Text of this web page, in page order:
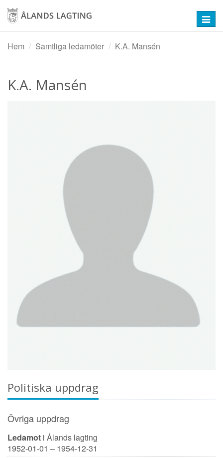
Hoppa
huvudinnehåll
Hem
Samtliga ledamöter K.A. Mansén
K.A. Mansén
Politiska uppdrag
Övriga uppdrag
Ledamot i Ålands lagting
1952-01-01 – 1954-12-31